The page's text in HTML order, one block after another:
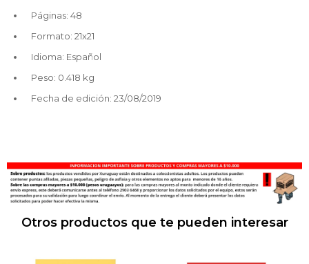
Páginas: 48
Formato: 21x21
Idioma: Español
Peso: 0.418 kg
Fecha de edición: 23/08/2019
Otros productos que te pueden interesar